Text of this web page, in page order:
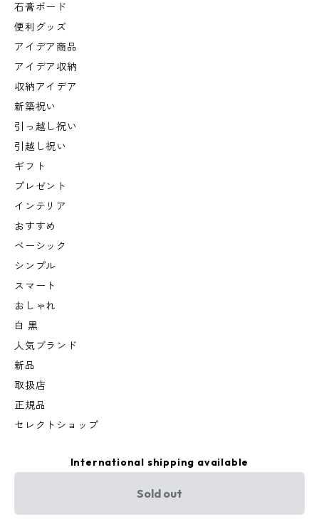
石膏ボード
便利グッズ
アイデア商品
アイデア収納
収納アイデア
新築祝い
引っ越し祝い
引越し祝い
ギフト
プレゼント
インテリア
おすすめ
ベーシック
シンプル
スマート
おしゃれ
白 黒
人気ブランド
新品
取扱店
正規品
セレクトショップ
International shipping available
Sold out